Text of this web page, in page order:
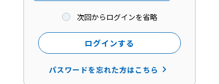
次回からログインを省略
ログインする
パスワードを忘れた方はこちら keyboard_arrow_right